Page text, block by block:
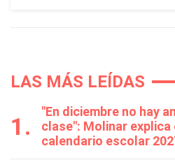
LAS MÁS LEÍDAS
"En diciembre no hay
clase": Molinar explica
calendario escolar